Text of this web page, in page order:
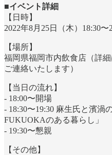
■イベント詳細
【日時】
2022年8月25日（木）18:30〜
【場所】
福岡県福岡市内飲食店（詳
ご連絡いたします）
【当日の流れ】
- 18:00〜開場
- 18:30〜19:30 麻生氏と濱渦
FUKUOKAのある暮らし」
- 19:30〜懇親
【その他】